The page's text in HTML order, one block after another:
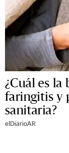
¿Cuál es la
faringitis y
sanitaria?
elDiarioAR